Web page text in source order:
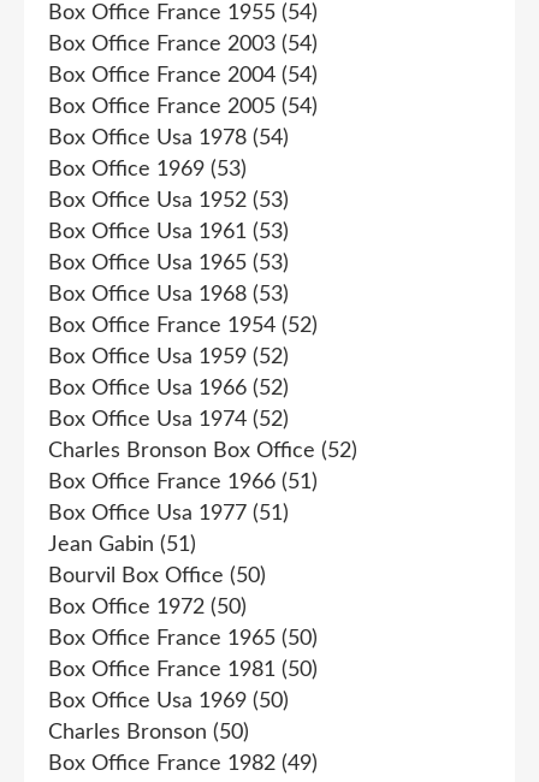
Box Office France 1955 (54)
Box Office France 2003 (54)
Box Office France 2004 (54)
Box Office France 2005 (54)
Box Office Usa 1978 (54)
Box Office 1969 (53)
Box Office Usa 1952 (53)
Box Office Usa 1961 (53)
Box Office Usa 1965 (53)
Box Office Usa 1968 (53)
Box Office France 1954 (52)
Box Office Usa 1959 (52)
Box Office Usa 1966 (52)
Box Office Usa 1974 (52)
Charles Bronson Box Office (52)
Box Office France 1966 (51)
Box Office Usa 1977 (51)
Jean Gabin (51)
Bourvil Box Office (50)
Box Office 1972 (50)
Box Office France 1965 (50)
Box Office France 1981 (50)
Box Office Usa 1969 (50)
Charles Bronson (50)
Box Office France 1982 (49)